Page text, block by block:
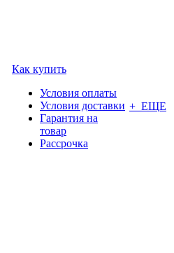
Как купить
Условия оплаты
Условия доставки
Гарантия на
товар
Рассрочка
+ ЕЩЕ